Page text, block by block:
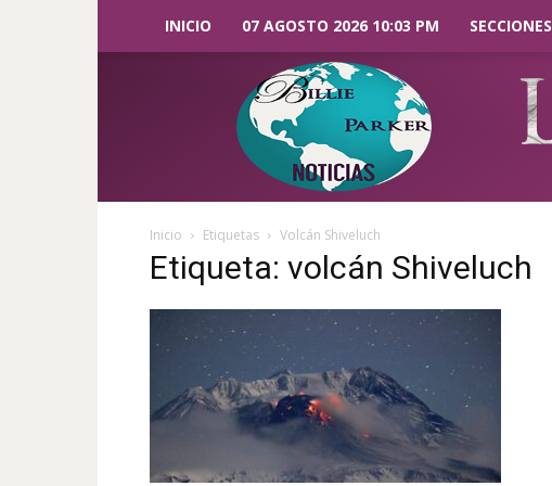
INICIO 07 AGOSTO 2026 10:03 PM SECCIONES
Parker
Noticias
Inicio Etiquetas Volcán Shiveluch
Etiqueta: volcán Shiveluch